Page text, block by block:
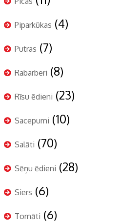
Piparkūkas (4)
Putras (7)
Rabarberi (8)
Rīsu ēdieni (23)
Sacepumi (10)
Salāti (70)
Sēņu ēdieni (28)
Siers (6)
Tomāti (6)